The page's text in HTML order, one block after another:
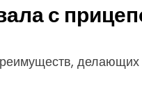
с
делающих